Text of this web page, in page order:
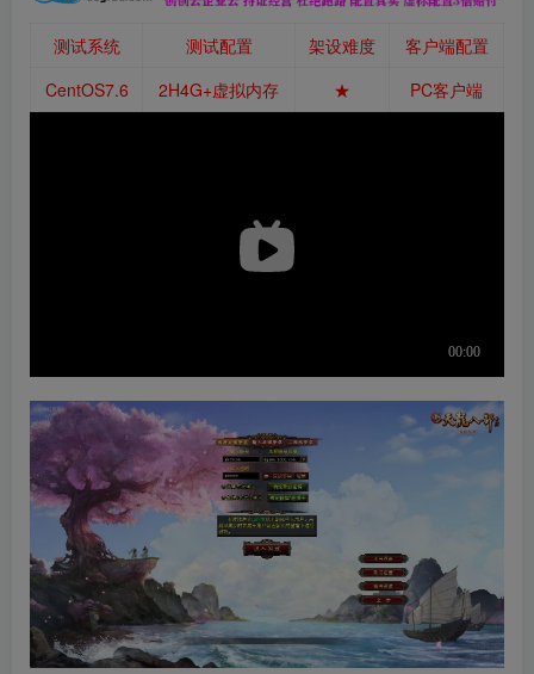
测试系统 测试配置 架设难度
客户端配置
CentOS7.6
2H4G+虚拟内存 ★ PC客户端